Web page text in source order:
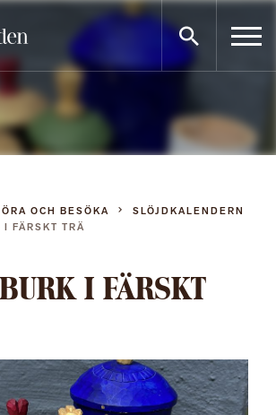
Gå
direkt
till
innehållet
OCH BESÖKA
SLÖJDKALENDERN
I FÄRSKT TRÄ
I FÄRSKT